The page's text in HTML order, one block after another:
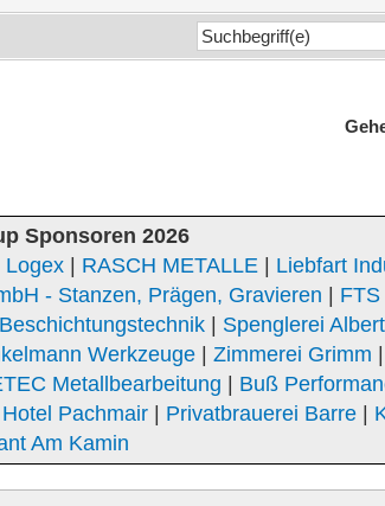
Sponsoren 2026
Logex| RASCH METALLE | Liebfart
- Stanzen, Prägen, Gravieren |
| Spenglerei
Werkzeuge| Zimmerei Grimm |
Metallbearbeitung | Buß
Hotel Pachmair | Privatbrauerei Barre |
Am Kamin